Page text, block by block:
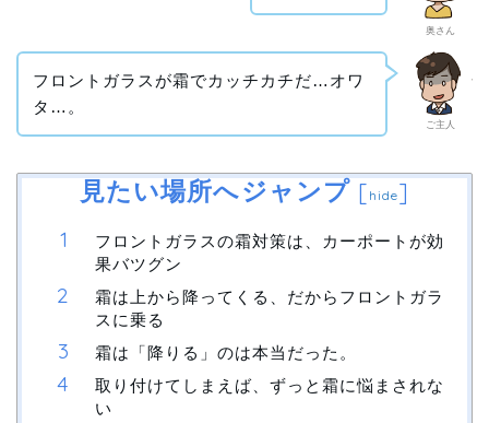
奥さん
ご主人
フロントガラスが霜でカッチカチだ…オワ
タ…。
見たい場所へジャンプ [ hide]
フロントガラスの霜対策は、カーポートが効
果バツグン
霜は上から降ってくる、だからフロントガラ
スに乗る
霜は「降りる」のは本当だった。
取り付けてしまえば、ずっと霜に悩まされな
い